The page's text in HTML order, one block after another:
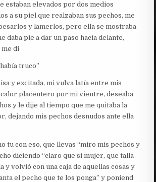
estaban elevados por dos medios
a su piel que realzaban sus pechos, me
y lamerlos, pero ella se mostraba
daba pie a dar un paso hacia delante,
me di
truco”
y excitada, mi vulva latía entre mis
placentero por mi vientre, deseaba
y le dije al tiempo que me quitaba la
dejando mis pechos desnudos ante ella
tu con eso, que llevas “miro mis pechos y
diciendo “claro que si mujer, que talla
y volvió con una caja de aquellas cosas y
el pecho que te los ponga” y poniend